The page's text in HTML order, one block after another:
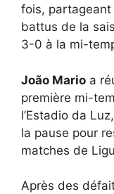
fois,
battus de la
3-0 à la mi-
João Mario a
première mi-
l’Estadio da
la pause pour
matches de
Après des